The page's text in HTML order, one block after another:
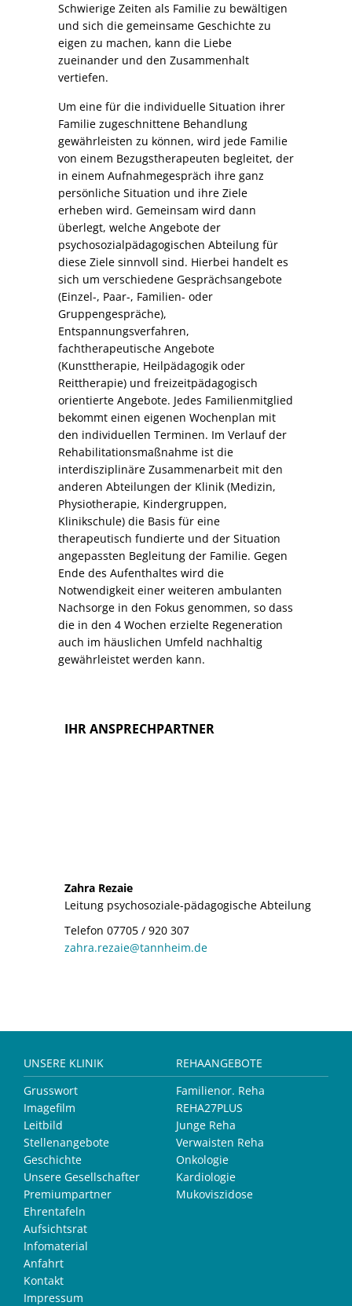
Schwierige Zeiten als Familie zu bewältigen
und sich die gemeinsame Geschichte zu
eigen zu machen, kann die Liebe
zueinander und den Zusammenhalt
vertiefen.
Um eine für die individuelle Situation ihrer
Familie zugeschnittene Behandlung
gewährleisten zu können, wird jede Familie
von einem Bezugstherapeuten begleitet, der
in einem Aufnahmegespräch ihre ganz
persönliche Situation und ihre Ziele
erheben wird. Gemeinsam wird dann
überlegt, welche Angebote der
psychosozialpädagogischen Abteilung für
diese Ziele sinnvoll sind. Hierbei handelt es
sich um verschiedene Gesprächsangebote
(Einzel-, Paar-, Familien- oder
Gruppengespräche),
Entspannungsverfahren,
fachtherapeutische Angebote
(Kunsttherapie, Heilpädagogik oder
Reittherapie) und freizeitpädagogisch
orientierte Angebote. Jedes Familienmitglied
bekommt einen eigenen Wochenplan mit
den individuellen Terminen. Im Verlauf der
Rehabilitationsmaßnahme ist die
interdisziplinäre Zusammenarbeit mit den
anderen Abteilungen der Klinik (Medizin,
Physiotherapie, Kindergruppen,
Klinikschule) die Basis für eine
therapeutisch fundierte und der Situation
angepassten Begleitung der Familie. Gegen
Ende des Aufenthaltes wird die
Notwendigkeit einer weiteren ambulanten
Nachsorge in den Fokus genommen, so dass
die in den 4 Wochen erzielte Regeneration
auch im häuslichen Umfeld nachhaltig
gewährleistet werden kann.
IHR ANSPRECHPARTNER
Zahra Rezaie
Leitung psychosoziale-pädagogische Abteilung
Telefon 07705 / 920 307
zahra.rezaie@tannheim.de
UNSERE KLINIK
Grusswort
Imagefilm
Leitbild
Stellenangebote
Geschichte
Unsere Gesellschafter
Premiumpartner
Ehrentafeln
Aufsichtsrat
Infomaterial
Anfahrt
Kontakt
Impressum
REHAANGEBOTE
Familienor. Reha
REHA27PLUS
Junge Reha
Verwaisten Reha
Onkologie
Kardiologie
Mukoviszidose